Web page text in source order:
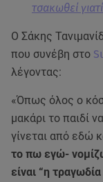
τσακωθεί
Ο Σάκης
που συνέβη στο
λέγοντας:
«Όπως όλος ο
μακάρι το παιδί
γίνεται από εδώ
το πω εγώ-
είναι “η